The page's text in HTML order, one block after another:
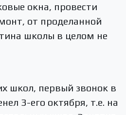
окна, провести
от проделанной
школы в целом не
школ, первый звонок в
3-его октября, т.е. на